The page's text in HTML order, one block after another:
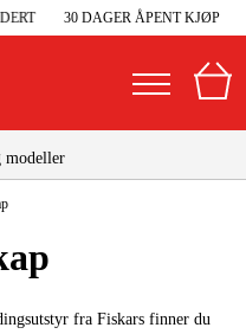
30 DAGER ÅPENT KJØP
fra Fiskars finner du